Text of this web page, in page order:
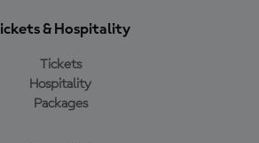
& Hospitality
Tickets
Hospitality
Packages